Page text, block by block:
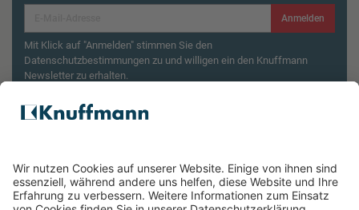
Anmelden
Mit Klick auf "Anmelden" stimmen Sie den
Datenschutzbestimmungen zu und willigen ein den Knuffmann
Newsletter zu erhalten.
Aktionsbedingungen¹
Wasserkocher